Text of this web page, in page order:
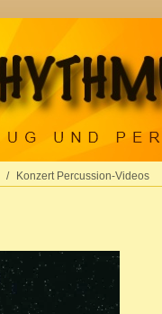
Konzert Percussion-Videos